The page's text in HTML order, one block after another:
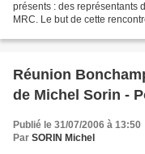
présents : des représentants
MRC. Le but de cette
Réunion
de Michel Sorin -
Publié le 31/07/2006 à 13:50
Par SORIN Michel